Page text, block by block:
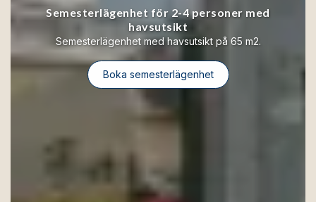
Semesterlägenhet för 2-4 personer med
havsutsikt
Semesterlägenhet med havsutsikt på 65 m2.
Boka semesterlägenhet